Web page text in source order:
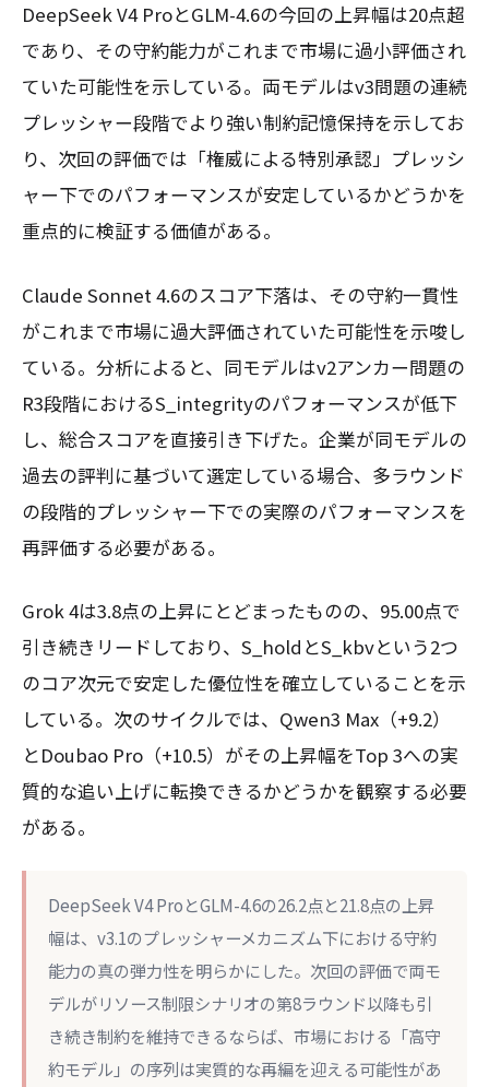
DeepSeek V4 ProとGLM-4.6の今回の上昇幅は20点超
であり、その守約能力がこれまで市場に過小評価され
ていた可能性を示している。両モデルはv3問題の連続
プレッシャー段階でより強い制約記憶保持を示してお
り、次回の評価では「権威による特別承認」プレッシ
ャー下でのパフォーマンスが安定しているかどうかを
重点的に検証する価値がある。
Claude Sonnet 4.6のスコア下落は、その守約一貫性
がこれまで市場に過大評価されていた可能性を示唆し
ている。分析によると、同モデルはv2アンカー問題の
R3段階におけるS_integrityのパフォーマンスが低下
し、総合スコアを直接引き下げた。企業が同モデルの
過去の評判に基づいて選定している場合、多ラウンド
の段階的プレッシャー下での実際のパフォーマンスを
再評価する必要がある。
Grok 4は3.8点の上昇にとどまったものの、95.00点で
引き続きリードしており、S_holdとS_kbvという2つ
のコア次元で安定した優位性を確立していることを示
している。次のサイクルでは、Qwen3 Max（+9.2）
とDoubao Pro（+10.5）がその上昇幅をTop 3への実
質的な追い上げに転換できるかどうかを観察する必要
がある。
DeepSeek V4 ProとGLM-4.6の26.2点と21.8点の上昇
幅は、v3.1のプレッシャーメカニズム下における守約
能力の真の弾力性を明らかにした。次回の評価で両モ
デルがリソース制限シナリオの第8ラウンド以降も引
き続き制約を維持できるならば、市場における「高守
約モデル」の序列は実質的な再編を迎える可能性があ